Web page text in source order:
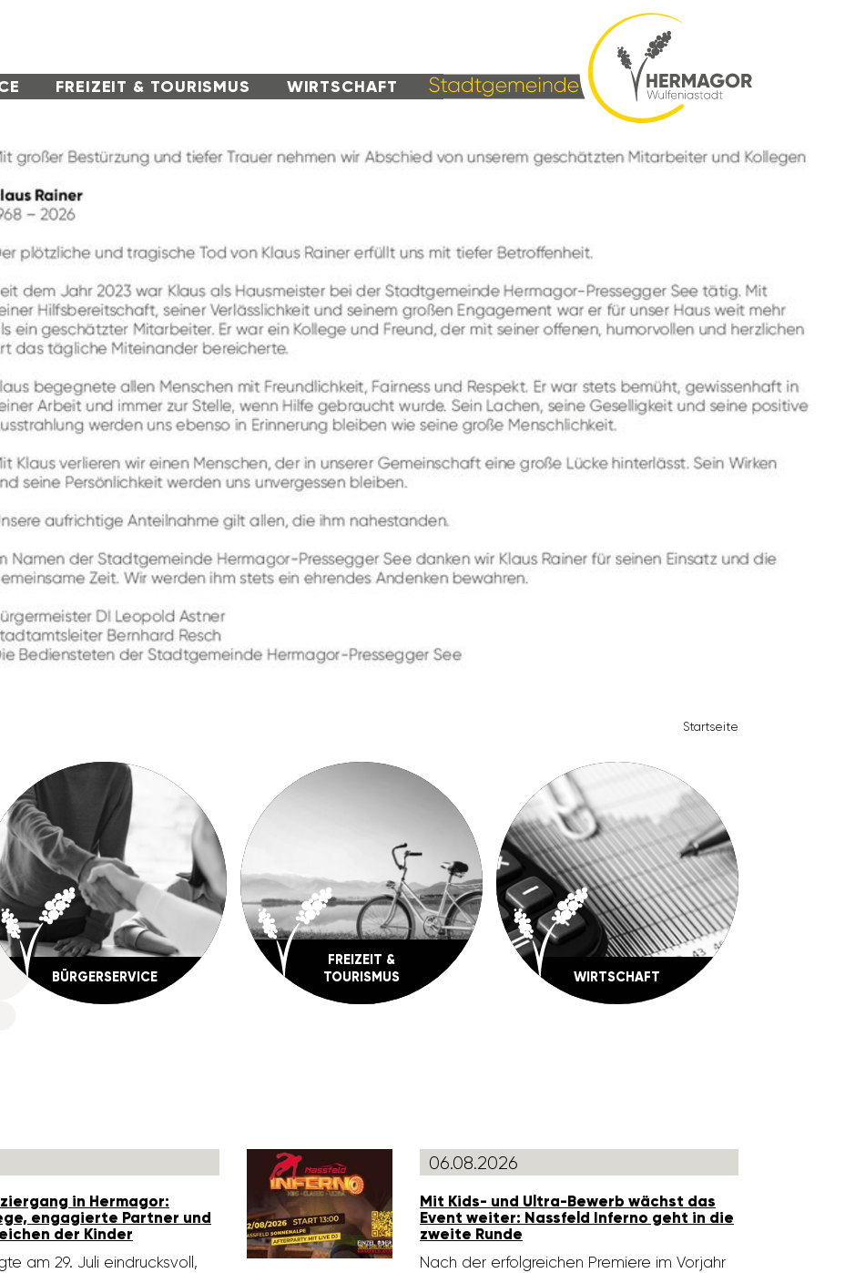
FREI­ZEIT & TOURISMUS WIRT­SCHAFT
Start­seite
BÜRGER­SERVICE
FREI­ZEIT &
TOURISMUS
WIRT­SCHAFT
in Hermagor:
enga­gierte Partner und
der Kinder
am 29. Juli eindrucks­voll,
06.08.2026
Mit Kids- und Ultra-Bewerb wächst das
Event weiter: Nass­feld Inferno geht in die
zweite Runde
Nach der erfolg­rei­chen Premiere im Vorjahr